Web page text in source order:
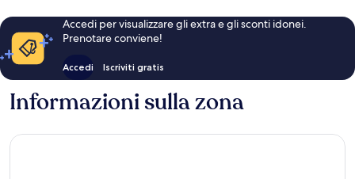
Accedi per visualizzare gli extra e gli sconti idonei.
Prenotare conviene!
Accedi Iscriviti gratis
Informazioni sulla zona